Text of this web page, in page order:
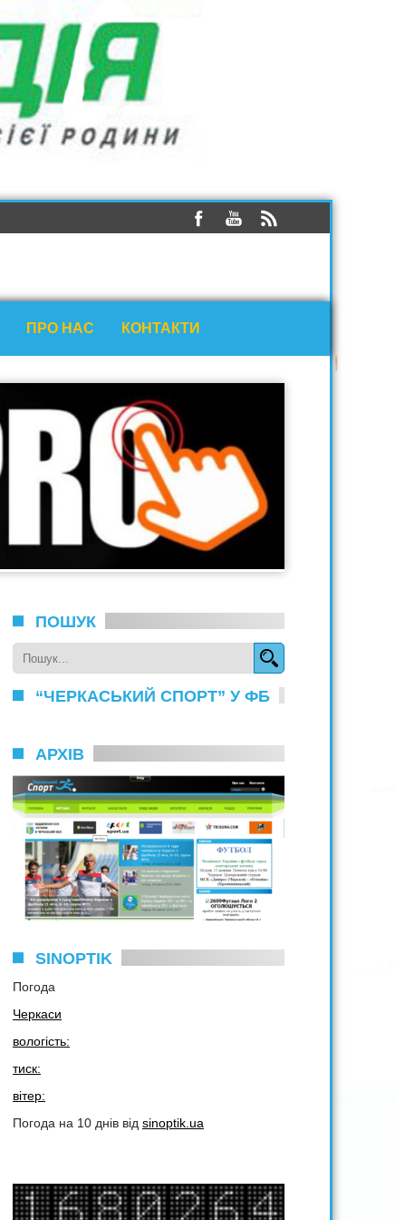
ПРО НАС КОНТАКТИ
ПОШУК
“ЧЕРКАСЬКИЙ СПОРТ” У ФБ
АРХІВ
SINOPTIK
Погода
Черкаси
вологість:
тиск:
вітер:
Погода на 10 днів від sinoptik.ua